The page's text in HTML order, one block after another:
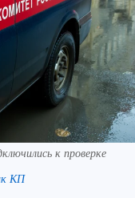
к проверке
КП